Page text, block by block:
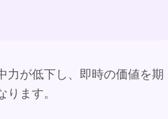
力が低下し、即時の価値を期
ます。